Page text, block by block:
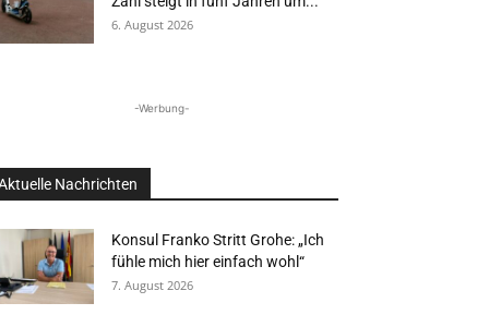
6. August 2026
-Werbung-
Nachrichten
Konsul Franko Stritt Grohe: „Ich
fühle mich hier einfach wohl“
7. August 2026